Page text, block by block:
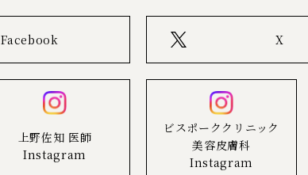
Facebook X
上野佐知 医師
Instagram
ビスポーククリニック
美容皮膚科
Instagram